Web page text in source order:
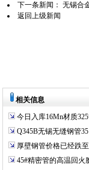
下一条新闻： 无锡合
返回上级新闻
相关信息
今日入库16Mn材质
Q345B无锡无缝钢管
厚壁钢管价格已经跌
45#精密管的高温回火